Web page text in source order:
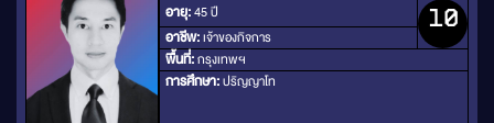
อายุ:45 ปี
อาชีพ:เจ้าของกิจการ
10
พื้นที่:กรุงเทพฯ
การศึกษา:ปริญญาโท